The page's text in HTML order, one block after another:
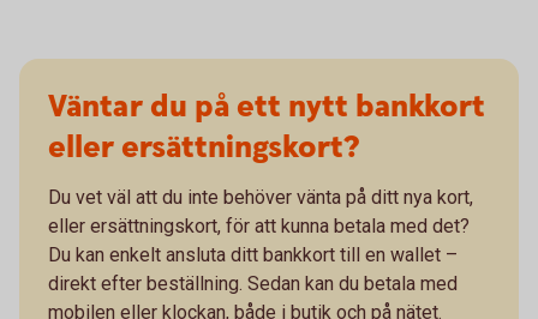
Väntar du på ett nytt bankkort
eller ersättningskort?
Du vet väl att du inte behöver vänta på ditt nya kort,
eller ersättningskort, för att kunna betala med det?
Du kan enkelt ansluta ditt bankkort till en wallet –
direkt efter beställning. Sedan kan du betala med
mobilen eller klockan, både i butik och på nätet.